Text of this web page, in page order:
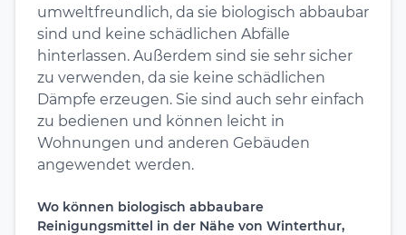
umweltfreundlich, da sie biologisch abbaubar
sind und keine schädlichen Abfälle
hinterlassen. Außerdem sind sie sehr sicher
zu verwenden, da sie keine schädlichen
Dämpfe erzeugen. Sie sind auch sehr einfach
zu bedienen und können leicht in
Wohnungen und anderen Gebäuden
angewendet werden.
Wo können biologisch abbaubare
Reinigungsmittel in der Nähe von Winterthur,